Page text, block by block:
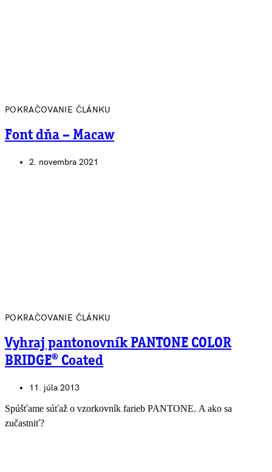
POKRAČOVANIE ČLÁNKU
Font dňa – Macaw
2. novembra 2021
POKRAČOVANIE ČLÁNKU
Vyhraj pantonovník PANTONE COLOR
BRIDGE® Coated
11. júla 2013
Spúšťame súťaž o vzorkovník farieb PANTONE. A ako sa
zučastniť?